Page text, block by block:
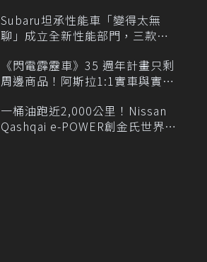
Subaru坦承性能車「變得太無
聊」成立全新性能部門，三款手
《閃電霹靂車》35 週年計畫只剩
周邊商品！阿斯拉1:1實車與實體
一桶油跑近2,000公里！Nissan
Qashqai e-POWER創金氏世界紀